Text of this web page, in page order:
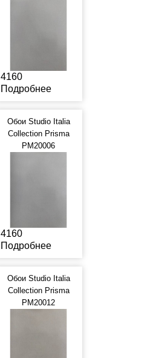
4160
Подробнее
Обои Studio Italia
Collection Prisma
PM20006
4160
Подробнее
Обои Studio Italia
Collection Prisma
PM20012